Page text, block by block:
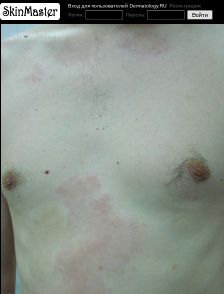
Вход для пользователей Dermatology.RU Регистрация
Логин:
Пароль: